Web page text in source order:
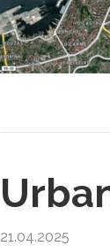
21.04.2025